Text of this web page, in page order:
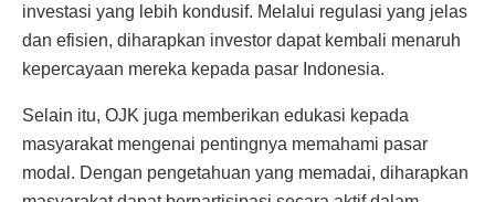
investasi yang lebih kondusif. Melalui regulasi yang jelas
dan efisien, diharapkan investor dapat kembali menaruh
kepercayaan mereka kepada pasar Indonesia.
Selain itu, OJK juga memberikan edukasi kepada
masyarakat mengenai pentingnya memahami pasar
modal. Dengan pengetahuan yang memadai, diharapkan